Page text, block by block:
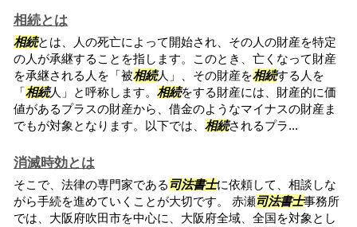
相続とは
相続とは、人の死亡によって開始され、その人の財産を特定
の人が承継することを指します。このとき、亡くなって財産
を承継される人を「被相続人」、その財産を相続する人を
「相続人」と呼称します。 相続をする財産には、財産的に価
値があるプラスの財産から、借金のようなマイナスの財産ま
でもが対象となります。以下では、 相続されるプラ...
消滅時効とは
そこで、法律の専門家である 司法書士に依頼して、相談しな
がら手続を進めていくことが大切です。 赤瀬司法書士事務所
では、大阪府吹田市を中心に、大阪府全域、全国を対象とし